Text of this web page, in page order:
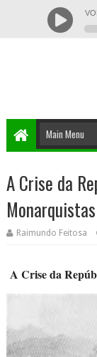
A Crise da
Monarquistas
Raimundo Feitosa
A Crise da